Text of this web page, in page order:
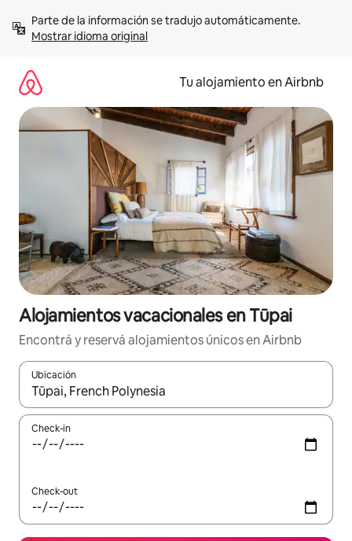
contenidoMostrar idioma original
Tu alojamiento en Airbnb
Alojamientos vacacionales en Tūpai
Encontrá y reservá alojamientos únicos en Airbnb
Ubicación
Cuando los resultados estén disponibles, navegá con las
Check-in
Check-out